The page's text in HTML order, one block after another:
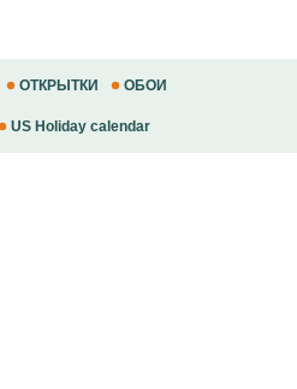
ОТКРЫТКИ ОБОИ
US Holiday calendar